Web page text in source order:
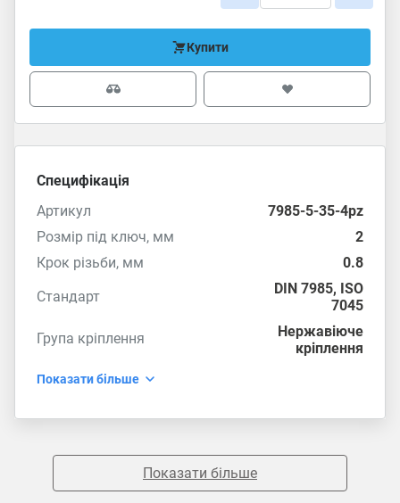
Купити
Специфікація
Артикул
7985-5-35-4pz
Розмір під ключ, мм
2
Крок різьби, мм
0.8
Стандарт
DIN 7985, ISO
7045
Група кріплення
Нержавіюче
кріплення
Показати більше
Показати більше